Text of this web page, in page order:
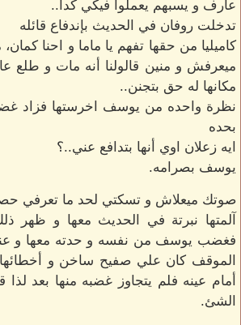
عارف و يسبهم يعملوا فيكي كدا..
تدخلت روفان في الحديث بإندفاع قائله
كاميليا من حقها تفهم يا ماما و احنا كمان،
ميعرفش و منين قالولنا أنه مات و طلع
مكانها له حق بتجنن..
نظرة واحده من يوسف اخرستها فزاد
بحده
ايه زعلان اوي أنها بتدافع عني..؟
يوسف بصرامه.
صوتك ميعلاش و تسكتي لحد ما تعرفي
آلمتها نبرتة في الحديث معها و ظهر
فغضب يوسف من نفسه و حدته معها و
الموقف كان علي صفيح ساخن و أخطائها
أمام عينه فلم يتجاوز غضبه منها بعد
الشئ.